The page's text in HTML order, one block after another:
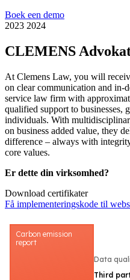
Boek een demo
2023 2024
CLEMENS
At Clemens Law, you will
on clear communication and in-
service law firm with
qualified support to businesses,
individuals. With
on business added value, they
difference – always with
core values.
Er dette din virksomhed?
Download certifikater
Få implementeringskode til